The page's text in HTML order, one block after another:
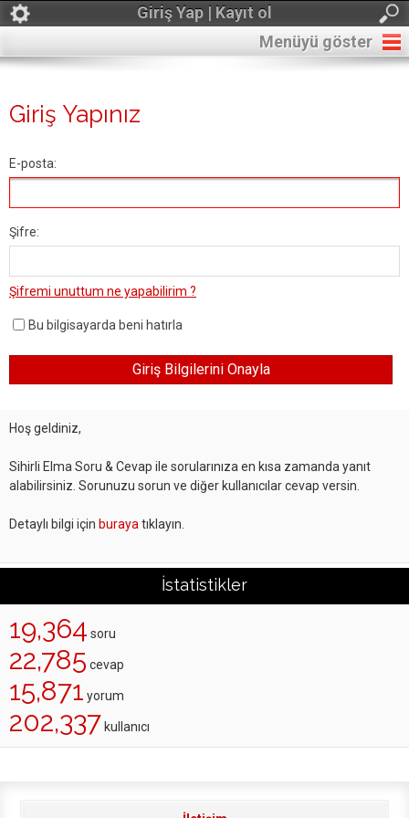
Giriş Yap | Kayıt ol
Menüyü göster
Giriş Yapınız
E-posta:
Şifre:
Şifremi unuttum ne yapabilirim ?
Bu bilgisayarda beni hatırla
Hoş geldiniz,
Sihirli Elma Soru & Cevap ile sorularınıza en kısa zamanda yanıt
alabilirsiniz. Sorunuzu sorun ve diğer kullanıcılar cevap versin.
Detaylı bilgi için buraya tıklayın.
İstatistikler
19,364 soru
22,785 cevap
15,871 yorum
202,337 kullanıcı